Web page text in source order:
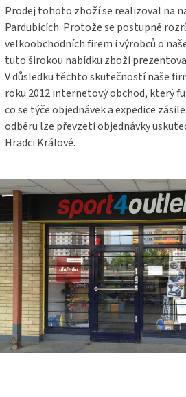
Prodej tohoto zboží se realizoval na
Pardubicích. Protože se postupně
velkoobchodních firem i výrobců o
tuto širokou nabídku zboží
V důsledku těchto skutečností naše
roku 2012 internetový obchod, který
co se týče objednávek a expedice
odběru lze převzetí objednávky
Hradci Králové.